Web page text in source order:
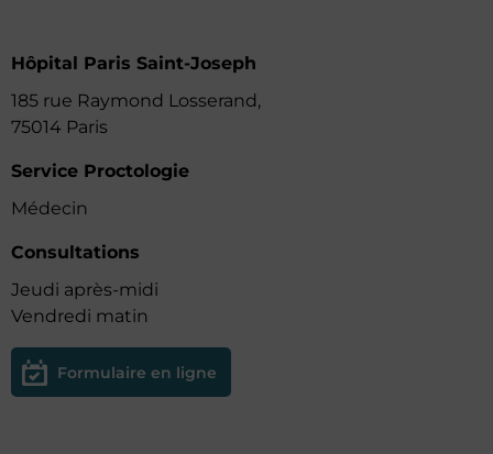
Hôpital Paris Saint-Joseph
185 rue Raymond Losserand,
75014 Paris
Service Proctologie
Médecin
Consultations
Jeudi après-midi
Vendredi matin
Formulaire en ligne